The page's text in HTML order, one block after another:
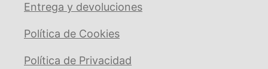
Entrega y devoluciones
Política de Cookies
Política de Privacidad